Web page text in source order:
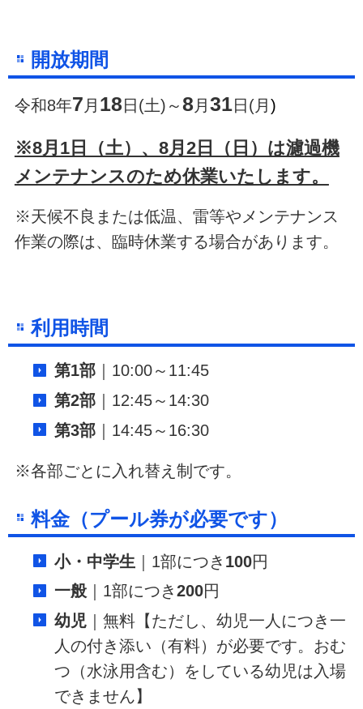
開放期間
令和8年7月 18 日(土)～8月 31日(月 )
※8月1日（土）、8月2日（日）は濾過機
メンテナンスのため休業いたします。
※天候不良または低温、雷等やメンテナンス
作業の際は、臨時休業する場合があります。
利用時間
第1部｜10:00～11:45
第2部｜12:45～14:30
第3部｜14:45～16:30
※各部ごとに入れ替え制です。
料金（プール券が必要です）
小・中学生 ｜1部につき 100円
一般｜1部につき200円
幼児｜無料【ただし、幼児一人につき一
人の付き添い（有料）が必要です。おむ
つ（水泳用含む）をしている幼児は入場
できません】